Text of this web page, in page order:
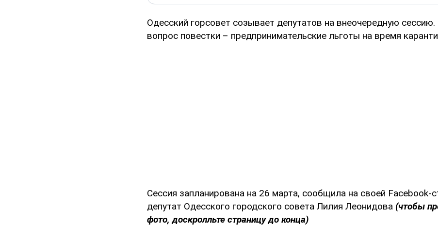
Одесский горсовет созывает депутатов на внеочередную сессию.
вопрос повестки – предпринимательские льготы на время
Сессия запланирована на 26 марта, сообщила на своей Facebook-
депутат Одесского городского совета Лилия Леонидова (чтобы
фото, доскролльте страницу до конца)